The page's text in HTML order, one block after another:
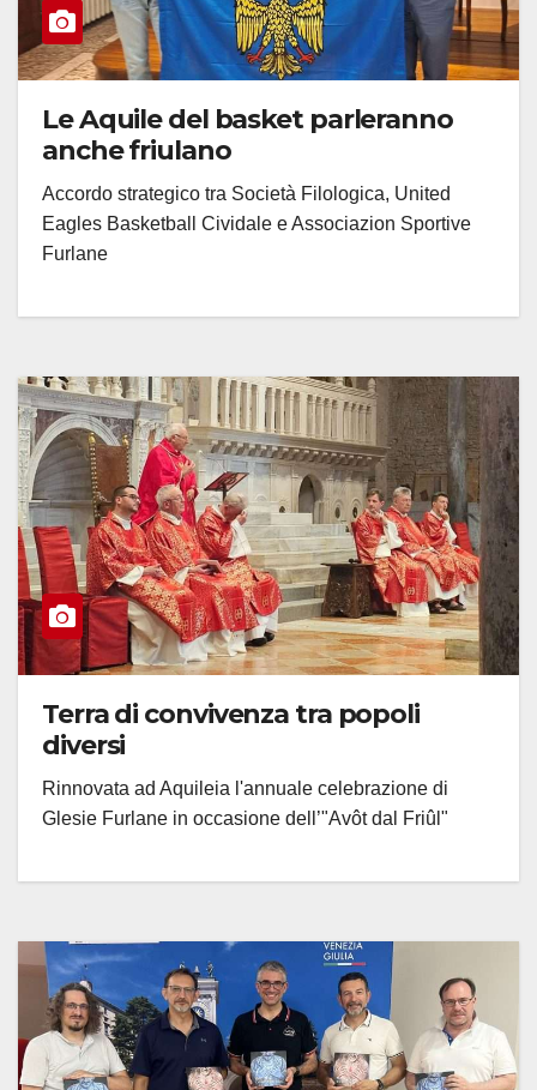
Le Aquile del basket parleranno
anche friulano
Accordo strategico tra Società Filologica, United
Eagles Basketball Cividale e Associazion Sportive
Furlane
Terra di convivenza tra popoli
diversi
Rinnovata ad Aquileia l'annuale celebrazione di
Glesie Furlane in occasione dell’"Avôt dal Friûl"